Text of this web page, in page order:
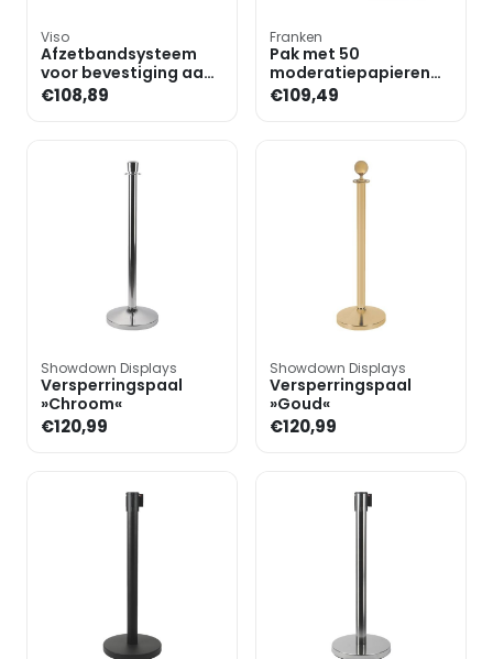
Viso
Afzetbandsysteem
voor bevestiging aan
de wand, rood
€108,89
Franken
Pak met 50
moderatiepapieren
140 x 110 cm
€109,49
Showdown Displays
Versperringspaal
»Chroom«
€120,99
Showdown Displays
Versperringspaal
»Goud«
€120,99